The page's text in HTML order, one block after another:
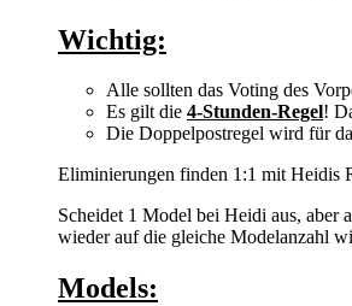
Wichtig:
Alle sollten das Voting des
Es gilt die 4-Stunden-Regel!
Die Doppelpostregel wird für
Eliminierungen finden 1:1 mit Heidis
Scheidet 1 Model bei Heidi aus, aber
wieder auf die gleiche Modelanzahl
Models: